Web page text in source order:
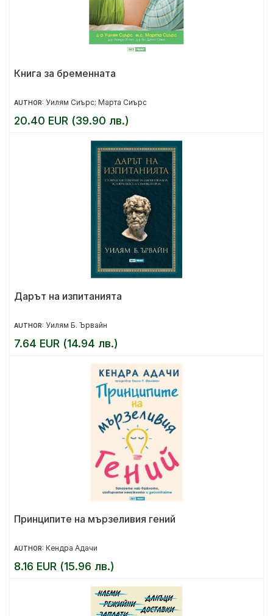
Книга за бременната
AUTHOR: Уилям Сиърс; Марта Сиърс
20.40 EUR (39.90 лв.)
Дарът на изпитанията
AUTHOR: Уилям Б. Ървайн
7.64 EUR (14.94 лв.)
Принципите на мързеливия гений
AUTHOR: Кендра Адачи
8.16 EUR (15.96 лв.)